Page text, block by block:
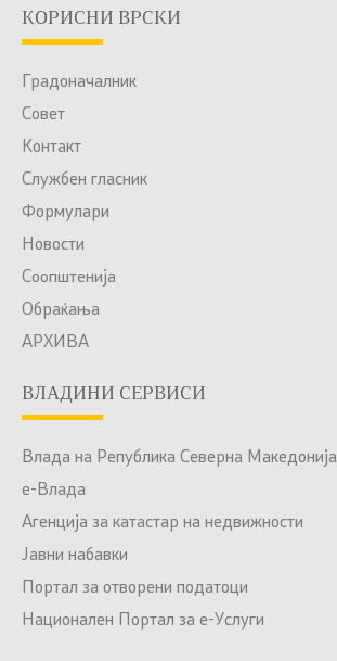
КОРИСНИ ВРСКИ
Градоначалник
Совет
Контакт
Службен гласник
Формулари
Новости
Соопштенија
Обраќања
АРХИВА
ВЛАДИНИ СЕРВИСИ
Влада на Република Северна Македонија
е-Влада
Агенција за катастар на недвижности
Јавни набавки
Портал за отворени податоци
Национален Портал за е-Услуги